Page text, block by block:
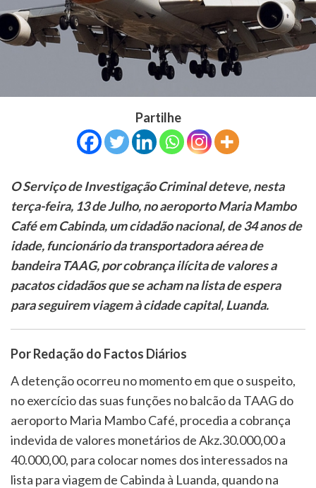
Partilhe
O Serviço de Investigação Criminal deteve, nesta
terça-feira, 13 de Julho, no aeroporto Maria Mambo
Café em Cabinda, um cidadão nacional, de 34 anos de
idade, funcionário da transportadora aérea de
bandeira TAAG, por cobrança ilícita de valores a
pacatos cidadãos que se acham na lista de espera
para seguirem viagem à cidade capital, Luanda.
Por Redação do Factos Diários
A detenção ocorreu no momento em que o suspeito,
no exercício das suas funções no balcão da TAAG do
aeroporto Maria Mambo Café, procedia a cobrança
indevida de valores monetários de Akz.30.000,00 a
40.000,00, para colocar nomes dos interessados na
lista para viagem de Cabinda à Luanda, quando na